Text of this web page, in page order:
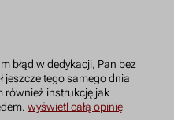
błąd w dedykacji, Pan bez
jeszcze tego samego dnia
również instrukcję jak
wyświetl całą opinię